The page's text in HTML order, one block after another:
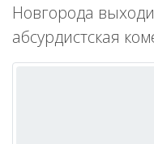
Новгорода
абсурдистская